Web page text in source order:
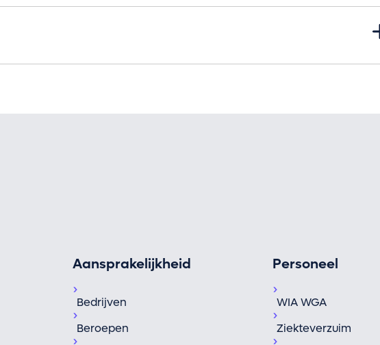
Aansprakelijkheid
Bedrijven
Beroepen
Personeel
WIA WGA
Ziekteverzuim